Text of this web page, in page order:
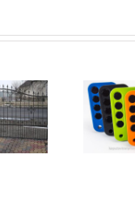
MyGates kapu
távirányító